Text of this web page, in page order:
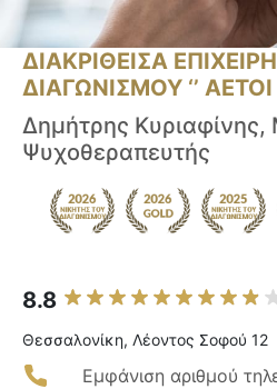
ΔΙΑΚΡΙΘΕΙΣΑ
ΔΙΑΓΩΝΙΣΜΟΥ ‘’ ΑΕΤΟΙ
Δημήτρης
Ψυχοθεραπευτής
8.8
Θεσσαλονίκη, Λέοντος Σοφού 12
Εμφάνιση αριθμού